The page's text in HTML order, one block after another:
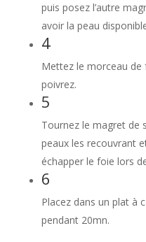
puis posez l’autre
avoir la peau
4
Mettez le morceau de
poivrez.
5
Tournez le magret de
peaux les recouvrant
échapper le foie lors
6
Placez dans un plat à
pendant 20mn.